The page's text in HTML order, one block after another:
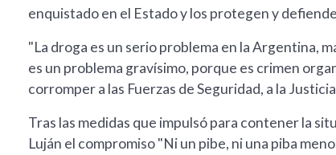
enquistado en el Estado y los protegen y
"La droga es un serio problema en la Argentina,
es un problema gravísimo, porque es crimen
corromper a las Fuerzas de Seguridad, a la
Tras las medidas que impulsó para contener la
Luján el compromiso "Ni un pibe, ni una piba